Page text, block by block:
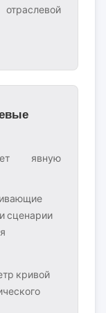
явную
сценарии
кривой